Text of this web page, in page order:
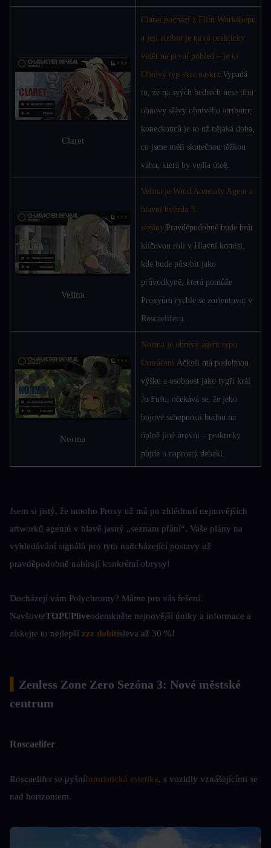
Claret
Claret pochází z Flint Workshopu
a její atribut je na ní prakticky
vidět na první pohled – je to
Ohnivý typ skrz naskrz. Vypadá
to, že na svých bedrech nese tíhu
obnovy slávy ohnivého atributu;
koneckonců je to už nějaká doba,
co jsme měli skutečnou těžkou
váhu, která by vedla útok.
Velina
Velina je Wind Anomaly Agent a
hlavní hvězda 3.
sezóny. Pravděpodobně bude hrát
klíčovou roli v Hlavní komisi,
kde bude působit jako
průvodkyně, která pomůže
Proxyům rychle se zorientovat v
Roscaeliferu.
Norma
Norma je ohnivý agent typu
Omráčení. Ačkoli má podobnou
výšku a osobnost jako tygří král
Ju Fufu, očekává se, že jeho
bojové schopnosti budou na
úplně jiné úrovni – prakticky
půjde o naprostý debakl.
Jsem si jistý, že mnoho Proxy už má po zhlédnutí nejnovějších
artworků agentů v hlavě jasný „seznam přání“. Vaše plány na
vyhledávání signálů pro tyto nadcházející postavy už
pravděpodobně nabírají konkrétní obrysy!
Docházejí vám Polychromy? Máme pro vás řešení.
NavštivteTOPUPliveodemkněte nejnovější úniky a informace a
získejte to nejlepší zzz dobitísleva až 30 %!
Zenless Zone Zero Sezóna 3: Nové městské
centrum
Roscaelifer
Roscaelifer se pyšnífuturistická estetika, s vozidly vznášejícími se
nad horizontem.